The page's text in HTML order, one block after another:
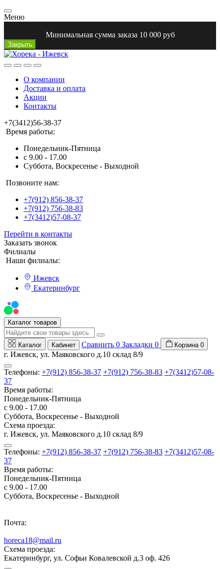
Меню
Минимальная сумма заказа 10 000 руб
Закрыть
О компании
Доставка и оплата
Акции
Контакты
+7(3412)56-38-37
Время работы:
Понедельник-Пятница
с 9.00 - 17.00
Суббота, Воскресенье - Выходной
Позвоните нам:
+7(912) 856-38-37
+7(912) 756-38-83
+7(3412)57-08-37
Перейти в контакты
Заказать звонок
Филиалы
Наши филиалы:
Ижевск
Екатеринбург
Каталог товаров
Каталог Кабинет Сравнить 0 Закладки 0 Корзина 0
г. Ижевск, ул. Маяковского д.10 склад 8/9
Телефоны: +7(912) 856-38-37 +7(912) 756-38-83 +7(3412)57-08-
37
Время работы:
Понедельник-Пятница
с 9.00 - 17.00
Суббота, Воскресенье - Выходной
Схема проезда:
г. Ижевск, ул. Маяковского д.10 склад 8/9
Телефоны: +7(912) 856-38-37 +7(912) 756-38-83 +7(3412)57-08-
37
Время работы:
Понедельник-Пятница
с 9.00 - 17.00
Суббота, Воскресенье - Выходной
Почта:
horeca18@mail.ru
Схема проезда:
Екатеринбург, ул. Софьи Ковалевской д.3 оф. 426